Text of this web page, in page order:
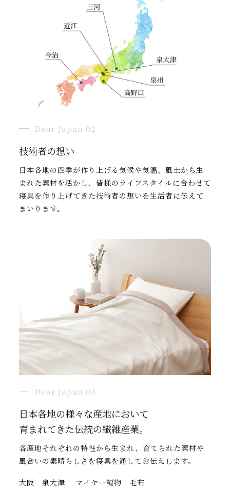
Dear Japan 02
技術者の想い
日本各地の四季が作り上げる気候や気温、風土から生
まれた素材を活かし、皆様のライフスタイルに合わせて
寝具を作り上げてきた技術者の想いを生活者に伝えて
まいります。
Dear Japan 03
日本各地の様々な産地において
育まれてきた伝統の繊維産業。
各産地それぞれの特性から生まれ、育てられた素材や
風合いの素晴らしさを寝具を通してお伝えします。
大阪 泉大津 マイヤー編物 毛布